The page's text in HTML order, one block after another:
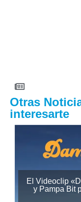
Otras
interesarte
El Videoclip
y Pampa Bit